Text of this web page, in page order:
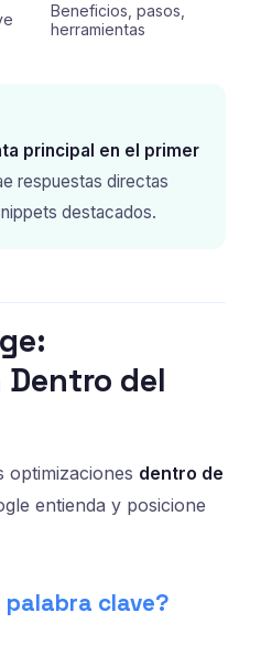
Beneficios, pasos,
herramientas
principal en el primer
respuestas directas
destacados.
del
optimizaciones dentro de
entienda y posicione
palabra clave?